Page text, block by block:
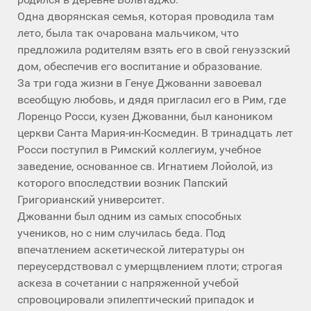
Одна дворянская семья, которая проводила там
лето, была так очарована мальчиком, что
предложила родителям взять его в свой генуэзский
дом, обеспечив его воспитание и образование.
За три года жизни в Генуе Джованни завоевал
всеобщую любовь, и дядя пригласил его в Рим, где
Лоренцо Росси, кузен Джованни, был каноником
церкви Санта Мария-ин-Космедин. В тринадцать лет
Росси поступил в Римский коллегиум, учебное
заведение, основанное св. Игнатием Лойолой, из
которого впоследствии возник Папский
Григорианский университет.
Джованни был одним из самых способных
учеников, но с ним случилась беда. Под
впечатлением аскетической литературы он
переусердствовал с умерщвлением плоти; строгая
аскеза в сочетании с напряженной учебой
спровоцировали эпилептический припадок и